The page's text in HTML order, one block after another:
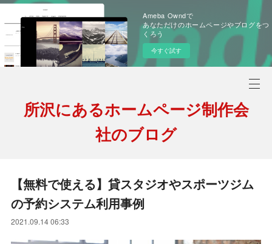
Ameba Owndで
あなただけのホームページやブログをつ
くろう
今すぐ試す
所沢にあるホームページ制作会
社のブログ
【無料で使える】貸スタジオやスポーツジム
の予約システム利用事例
2021.09.14 06:33